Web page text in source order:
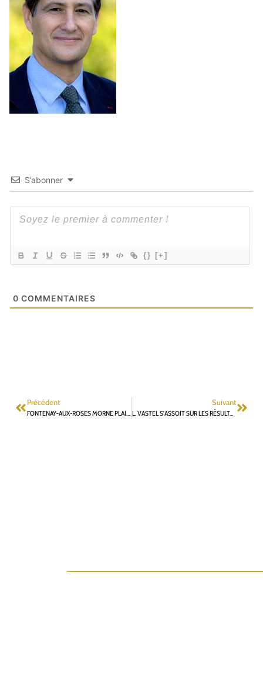
S’abonner
{} [+]
0 COMMENTAIRES
Précédent
FONTENAY-AUX-ROSES MORNE PLAINE CET ÉTÉ
Suivant
L. VASTEL S’ASSOIT SUR LES RÉSULTATS DU SUFFRAGE UNIVERSEL